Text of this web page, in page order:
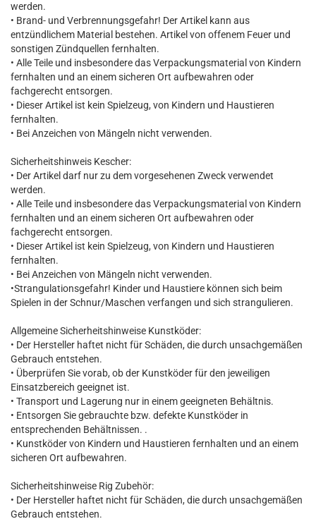
werden.
• Brand- und Verbrennungsgefahr! Der Artikel kann aus
entzündlichem Material bestehen. Artikel von offenem Feuer und
sonstigen Zündquellen fernhalten.
• Alle Teile und insbesondere das Verpackungsmaterial von Kindern
fernhalten und an einem sicheren Ort aufbewahren oder
fachgerecht entsorgen.
• Dieser Artikel ist kein Spielzeug, von Kindern und Haustieren
fernhalten.
• Bei Anzeichen von Mängeln nicht verwenden.
Sicherheitshinweis Kescher:
• Der Artikel darf nur zu dem vorgesehenen Zweck verwendet
werden.
• Alle Teile und insbesondere das Verpackungsmaterial von Kindern
fernhalten und an einem sicheren Ort aufbewahren oder
fachgerecht entsorgen.
• Dieser Artikel ist kein Spielzeug, von Kindern und Haustieren
fernhalten.
• Bei Anzeichen von Mängeln nicht verwenden.
•Strangulationsgefahr! Kinder und Haustiere können sich beim
Spielen in der Schnur/Maschen verfangen und sich strangulieren.
Allgemeine Sicherheitshinweise Kunstköder:
• Der Hersteller haftet nicht für Schäden, die durch unsachgemäßen
Gebrauch entstehen.
• Überprüfen Sie vorab, ob der Kunstköder für den jeweiligen
Einsatzbereich geeignet ist.
• Transport und Lagerung nur in einem geeigneten Behältnis.
• Entsorgen Sie gebrauchte bzw. defekte Kunstköder in
entsprechenden Behältnissen. .
• Kunstköder von Kindern und Haustieren fernhalten und an einem
sicheren Ort aufbewahren.
Sicherheitshinweise Rig Zubehör:
• Der Hersteller haftet nicht für Schäden, die durch unsachgemäßen
Gebrauch entstehen.